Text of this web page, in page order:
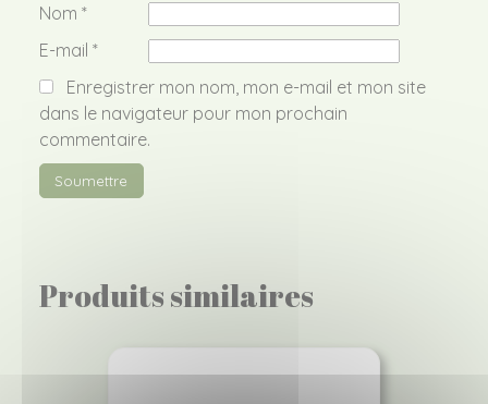
Nom *
E-mail *
Enregistrer mon nom, mon e-mail et mon site
dans le navigateur pour mon prochain
commentaire.
Produits similaires